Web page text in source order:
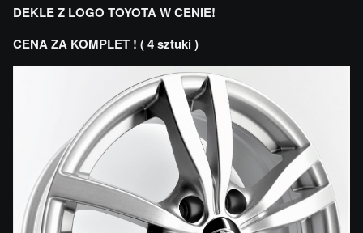
DEKLE Z LOGO TOYOTA W CENIE!
CENA ZA KOMPLET ! ( 4 sztuki )